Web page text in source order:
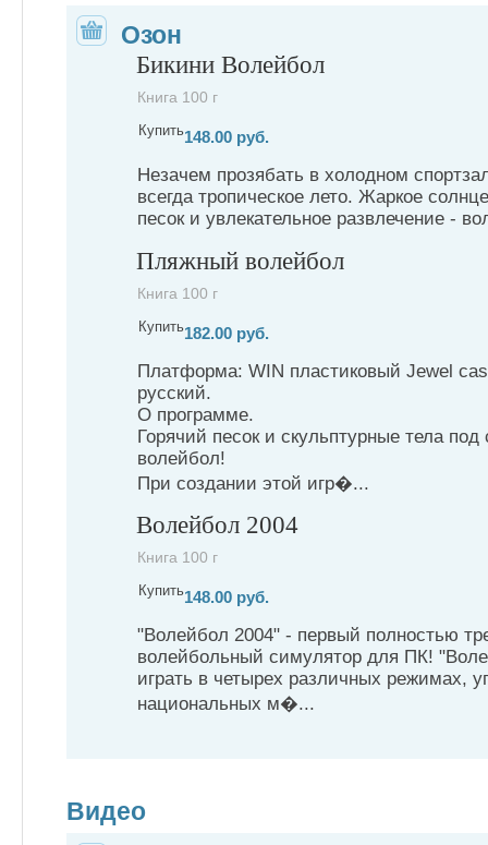
Озон
Бикини Волейбол
Книга 100 г
Купить148.00 руб.
Незачем прозябать в холодном
всегда тропическое лето. Жаркое
песок и увлекательное развлечение -
Пляжный волейбол
Книга 100 г
Купить182.00 руб.
Платформа: WIN пластиковый Jewel
русский.
О программе.
Горячий песок и скульптурные тела
волейбол!
При создании этой игр�...
Волейбол 2004
Книга 100 г
Купить148.00 руб.
"Волейбол 2004" - первый полностью
волейбольный симулятор для ПК!
играть в четырех различных режимах,
национальных м�...
Видео